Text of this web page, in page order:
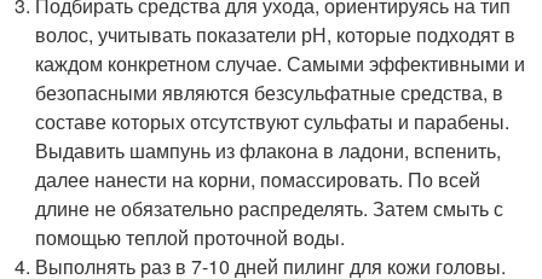
Подбирать средства для ухода, ориентируясь на тип
волос, учитывать показатели рН, которые подходят в
каждом конкретном случае. Самыми эффективными и
безопасными являются безсульфатные средства, в
составе которых отсутствуют сульфаты и парабены.
Выдавить шампунь из флакона в ладони, вспенить,
далее нанести на корни, помассировать. По всей
длине не обязательно распределять. Затем смыть с
помощью теплой проточной воды.
Выполнять раз в 7-10 дней пилинг для кожи головы.